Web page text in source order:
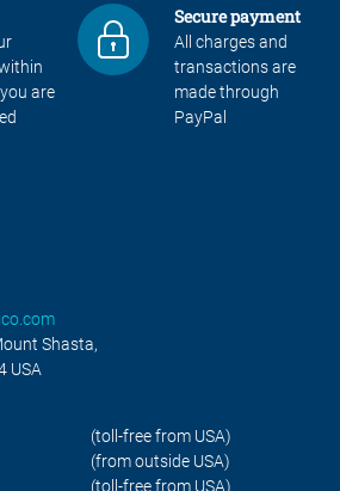
are
Secure payment
All charges and
transactions are
made through
PayPal
Shasta,
USA
(toll-free from USA)
(from outside USA)
(toll-free from USA)